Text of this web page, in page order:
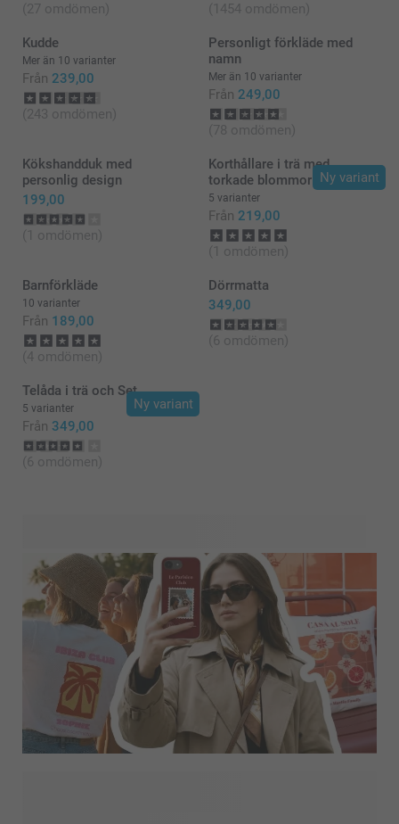
(27 omdömen) (1454 omdömen)
Kudde
Mer än 10 varianter
Från 239,00
(243 omdömen)
Personligt förkläde med
namn
Mer än 10 varianter
Från 249,00
(78 omdömen)
Kökshandduk med
personlig design
199,00
(1 omdömen)
Ny variant
Korthållare i trä med
torkade blommor
5 varianter
Från 219,00
(1 omdömen)
Barnförkläde
10 varianter
Från 189,00
(4 omdömen)
Dörrmatta
349,00
(6 omdömen)
Ny variant
Telåda i trä och Set
5 varianter
Från 349,00
(6 omdömen)